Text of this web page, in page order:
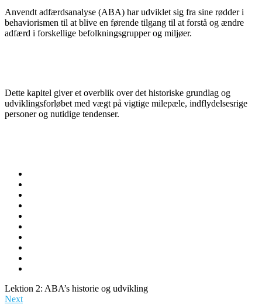
Anvendt adfærdsanalyse (ABA) har udviklet sig fra sine rødder i
behaviorismen til at blive en førende tilgang til at forstå og ændre
adfærd i forskellige befolkningsgrupper og miljøer.
Dette kapitel giver et overblik over det historiske grundlag og
udviklingsforløbet med vægt på vigtige milepæle, indflydelsesrige
personer og nutidige tendenser.
Lektion 2: ABA’s historie og udvikling
Next